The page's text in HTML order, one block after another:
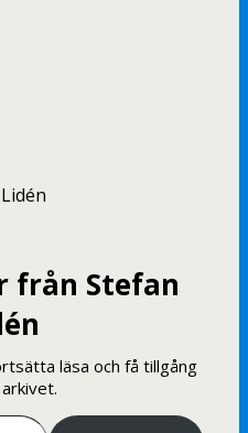
från Stefan
läsa och få tillgång